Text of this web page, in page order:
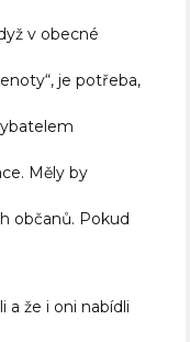
v obecné
je potřeba,
Měly by
občanů. Pokud
a že i oni nabídli